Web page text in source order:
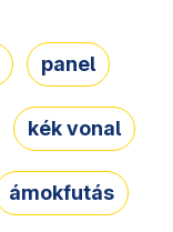
panel
kék vonal
ámokfutás